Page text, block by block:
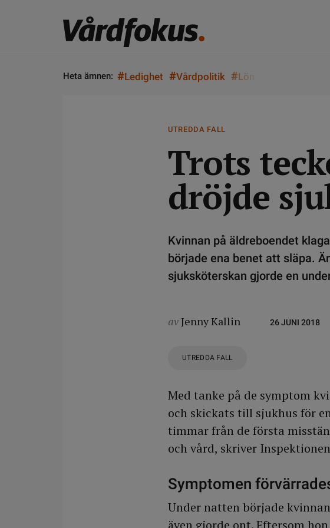
Heta ämnen: #Ledighet #Vårdpolitik #Lön
UTREDDA FALL
Trots
dröjde
Kvinnan på äldreboendet
började ena benet att släpa.
sjuksköterskan gjorde en
avJenny Kallin 26 JUNI 2018
UTREDDA FALL
Med tanke på de symptom
och skickats till sjukhus för
timmar från de första
och vård, skriver
Symptomen
Under natten började
även gjorde ont. Eftersom